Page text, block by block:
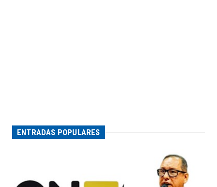
ENTRADAS POPULARES